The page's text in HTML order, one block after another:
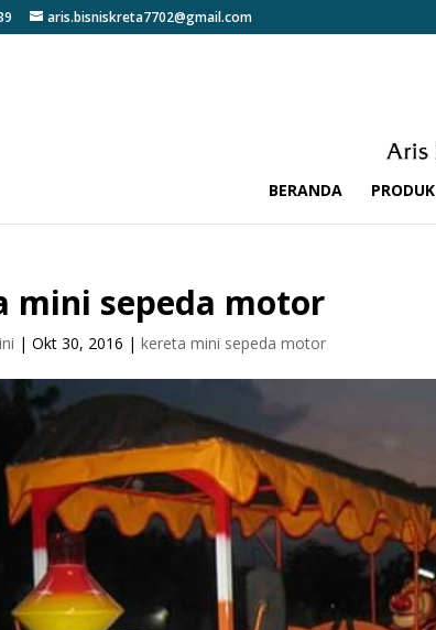
aris.bisniskreta7702@gmail.com
BERANDA
mini sepeda motor
|Okt 30, 2016 |kereta mini sepeda motor